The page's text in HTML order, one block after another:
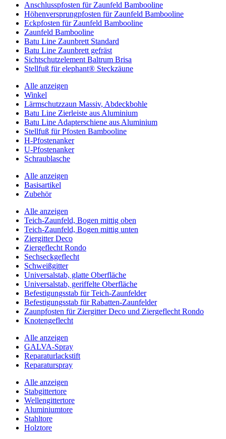
Anschlusspfosten für Zaunfeld Bambooline
Höhenversprungpfosten für Zaunfeld Bambooline
Eckpfosten für Zaunfeld Bambooline
Zaunfeld Bambooline
Batu Line Zaunbrett Standard
Batu Line Zaunbrett gefräst
Sichtschutzelement Baltrum Brisa
Stellfuß für elephant® Steckzäune
Alle anzeigen
Winkel
Lärmschutzzaun Massiv, Abdeckbohle
Batu Line Zierleiste aus Aluminium
Batu Line Adapterschiene aus Aluminium
Stellfuß für Pfosten Bambooline
H-Pfostenanker
U-Pfostenanker
Schraublasche
Alle anzeigen
Basisartikel
Zubehör
Alle anzeigen
Teich-Zaunfeld, Bogen mittig oben
Teich-Zaunfeld, Bogen mittig unten
Ziergitter Deco
Ziergeflecht Rondo
Sechseckgeflecht
Schweißgitter
Universalstab, glatte Oberfläche
Universalstab, geriffelte Oberfläche
Befestigungsstab für Teich-Zaunfelder
Befestigungsstab für Rabatten-Zaunfelder
Zaunpfosten für Ziergitter Deco und Ziergeflecht Rondo
Knotengeflecht
Alle anzeigen
GALVA-Spray
Reparaturlackstift
Reparaturspray
Alle anzeigen
Stabgittertore
Wellengittertore
Aluminiumtore
Stahltore
Holztore